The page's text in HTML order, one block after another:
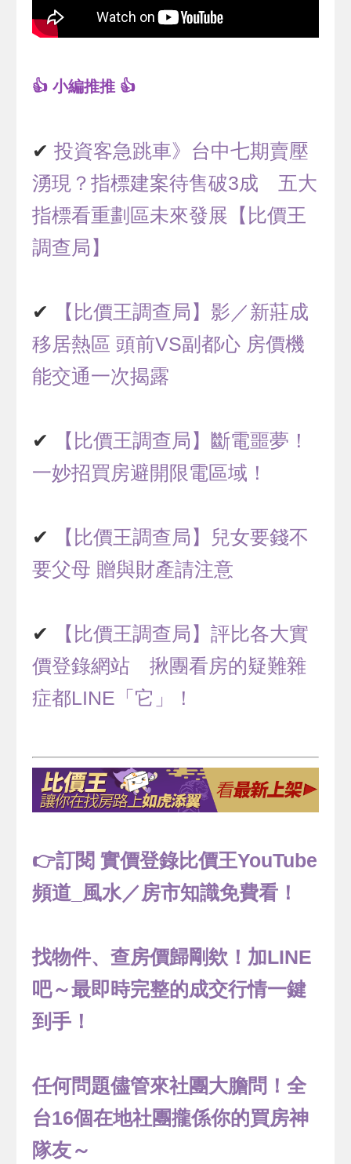
👍 小編推推 👍
✔投資客急跳車》台中七期賣壓
湧現？指標建案待售破3成 五大
指標看重劃區未來發展【比價王
調查局】
✔
【比價王調查局】影／新莊成
移居熱區 頭前VS副都心 房價機
能交通一次揭露
✔
【比價王調查局】斷電噩夢！
一妙招買房避開限電區域！
✔
【比價王調查局】兒女要錢不
要父母 贈與財產請注意
✔
【比價王調查局】評比各大實
價登錄網站 揪團看房的疑難雜
症都LINE「它」！
👉訂閱 實價登錄比價王YouTube
頻道_風水／房市知識免費看！
找物件、查房價歸剛欸！加LINE
吧～最即時完整的成交行情一鍵
到手！
任何問題儘管來社團大膽問！全
台16個在地社團攏係你的買房神
隊友～